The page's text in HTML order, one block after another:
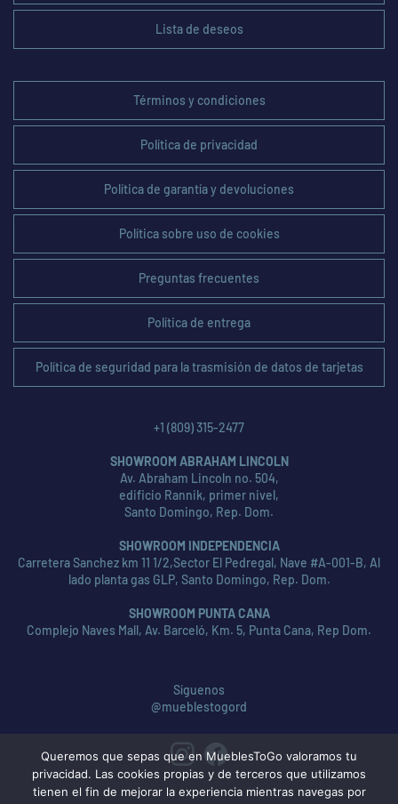
Lista de deseos
Términos y condiciones
Política de privacidad
Política de garantía y devoluciones
Política sobre uso de cookies
Preguntas frecuentes
Política de entrega
Política de seguridad para la trasmisión de datos de tarjetas
+1 (809) 315-2477
SHOWROOM ABRAHAM LINCOLN
Av. Abraham Lincoln no. 504,
edificio Rannik, primer nivel,
Santo Domingo, Rep. Dom.
SHOWROOM INDEPENDENCIA
Carretera Sanchez km 11 1/2,Sector El Pedregal, Nave #A-001-B, Al
lado planta gas GLP, Santo Domingo, Rep. Dom.
SHOWROOM PUNTA CANA
Complejo Naves Mall, Av. Barceló, Km. 5, Punta Cana, Rep Dom.
Síguenos
@mueblestogord
Queremos que sepas que en MueblesToGo valoramos tu
privacidad. Las cookies propias y de terceros que utilizamos
tienen el fin de mejorar la experiencia mientras navegas por